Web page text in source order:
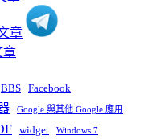
BBS Facebook
Google 與其他 Google 應用
widget Windows 7